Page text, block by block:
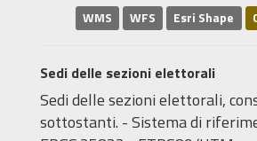
WMS WFS Esri Shape
Sedi delle sezioni elettorali
Sedi delle sezioni elettorali,
sottostanti. - Sistema di